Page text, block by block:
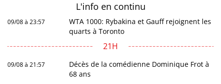
L'info en continu
09/08 à 23:57
WTA 1000: Rybakina et Gauff rejoignent les
quarts à Toronto
21H
09/08 à 21:57
Décès de la comédienne Dominique Frot à
68 ans